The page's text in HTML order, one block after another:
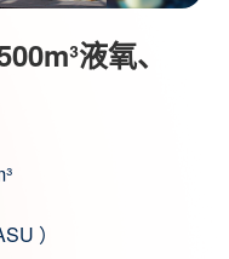
液氧、
）